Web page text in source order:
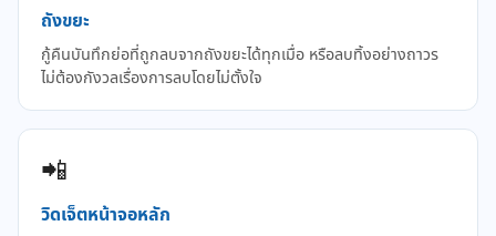
ถังขยะ
กู้คืนบันทึกย่อที่ถูกลบจากถังขยะได้ทุกเมื่อ หรือลบทิ้งอย่างถาวร
ไม่ต้องกังวลเรื่องการลบโดยไม่ตั้งใจ
📲
วิดเจ็ตหน้าจอหลัก